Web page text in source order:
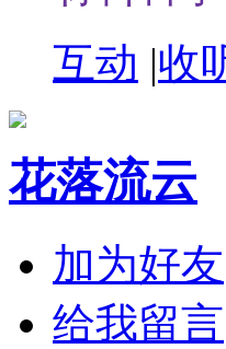
互动 |收
花落流云
加为好友
给我留言